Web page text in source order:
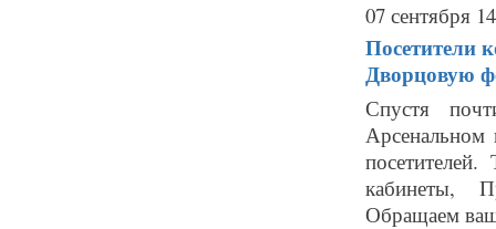
07 сентября
Посетители
Дворцовую
Спустя
Арсенальном
кабинеты,
Обращаем